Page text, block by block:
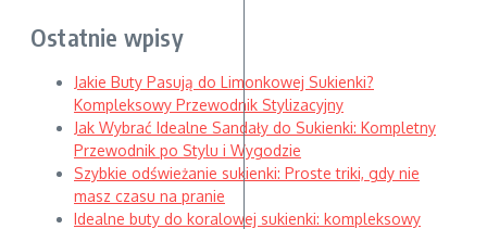
Ostatnie wpisy
Jakie Buty Pasują do Limonkowej Sukienki?
Kompleksowy Przewodnik Stylizacyjny
Jak Wybrać Idealne Sandały do Sukienki: Kompletny
Przewodnik po Stylu i Wygodzie
Szybkie odświeżanie sukienki: Proste triki, gdy nie
masz czasu na pranie
Idealne buty do koralowej sukienki: kompleksowy